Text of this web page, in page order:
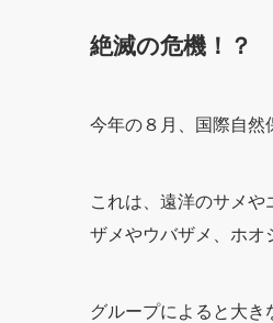
絶滅の危機！？
今年の８月、国際自然
これは、遠洋のサメ
ザメやウバザメ、ホオ
グループによると大き